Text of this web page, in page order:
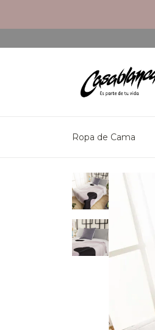
Ropa de Cama